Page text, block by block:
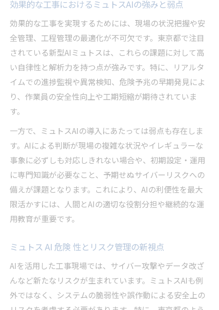
効果的な工事におけるミュトスAIの強みと弱点
効果的な工事を実現するためには、現場の状況把握や安
全管理、工程管理の最適化が不可欠です。東京都で注目
されている新型AIミュトスは、これらの課題に対して高
い自律性と解析力を持つ点が強みです。特に、リアルタ
イムでの進捗監視や異常検知、危険予兆の早期発見によ
り、作業員の安全性向上や工期短縮が期待されていま
す。
一方で、ミュトスAIの導入にあたっては弱点も存在しま
す。AIによる判断が現場の複雑な状況やイレギュラーな
事象に必ずしも対応しきれない場合や、初期設定・運用
に専門知識が必要なこと、予期せぬサイバーリスクへの
備えが課題となります。これにより、AIの利便性を最大
限活かすには、人間とAIの適切な役割分担や継続的な運
用教育が重要です。
ミュトス AI 危険 性とリスク管理の新視点
AIを活用した工事現場では、サイバー攻撃やデータ改ざ
んなど新たなリスクが生まれています。ミュトスAIも例
外ではなく、システムの脆弱性や誤作動による安全上の